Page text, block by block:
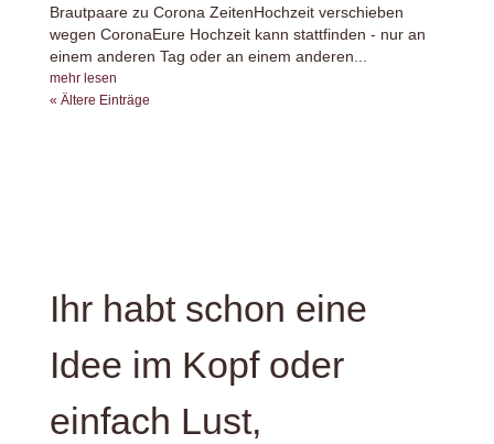
Brautpaare zu Corona ZeitenHochzeit verschieben
wegen CoronaEure Hochzeit kann stattfinden - nur an
einem anderen Tag oder an einem anderen...
mehr lesen
« Ältere Einträge
Ihr habt schon eine
Idee im Kopf oder
einfach Lust,